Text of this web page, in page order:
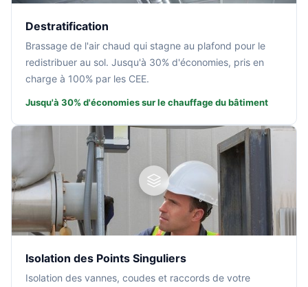
Destratification
Brassage de l'air chaud qui stagne au plafond pour le
redistribuer au sol. Jusqu'à 30% d'économies, pris en
charge à 100% par les CEE.
Jusqu'à 30% d'économies sur le chauffage du bâtiment
Isolation des Points Singuliers
Isolation des vannes, coudes et raccords de votre